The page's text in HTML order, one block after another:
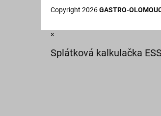
Copyright 2026GASTRO-
×
Splátková kalkulačka